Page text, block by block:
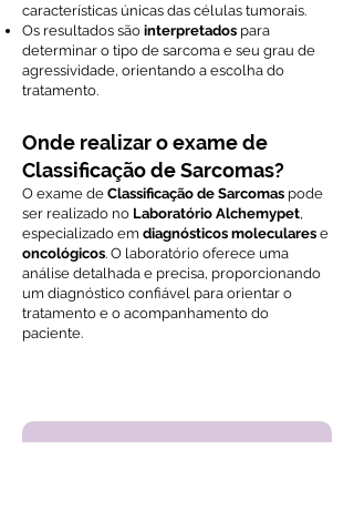
características únicas das células tumorais.
Os resultados são interpretados para
determinar o tipo de sarcoma e seu grau de
agressividade, orientando a escolha do
tratamento.
Onde realizar o exame de
Classificação de Sarcomas?
O exame de Classificação de Sarcomas pode
ser realizado no Laboratório Alchemypet,
especializado em diagnósticos moleculares e
oncológicos. O laboratório oferece uma
análise detalhada e precisa, proporcionando
um diagnóstico confiável para orientar o
tratamento e o acompanhamento do
paciente.